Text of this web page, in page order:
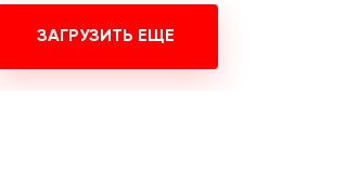
ЗАГРУЗИТЬ ЕЩЕ